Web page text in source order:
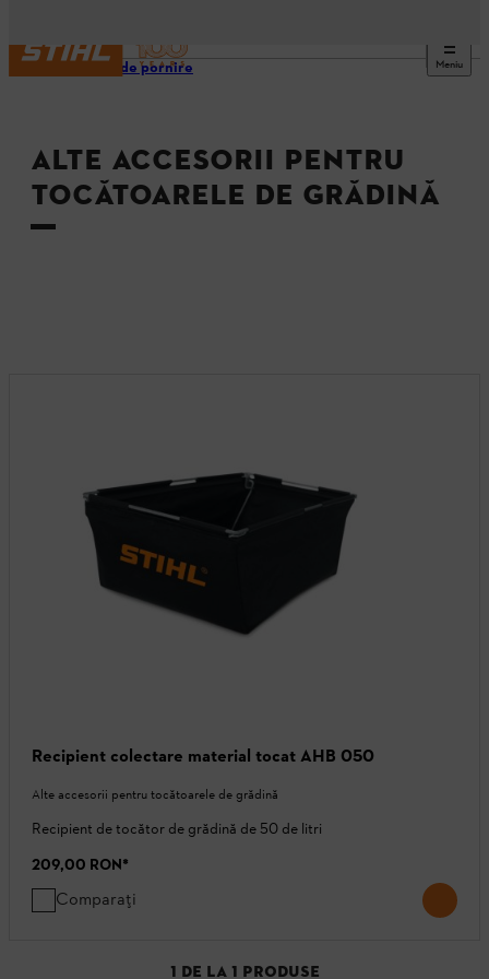
Meniu
Pagină de pornire
ALTE ACCESORII PENTRU
TOCĂTOARELE DE GRĂDINĂ
Recipient colectare material tocat AHB 050
Alte accesorii pentru tocătoarele de grădină
Recipient de tocător de grădină de 50 de litri
209,00 RON*
Comparați
1 DE LA 1 PRODUSE